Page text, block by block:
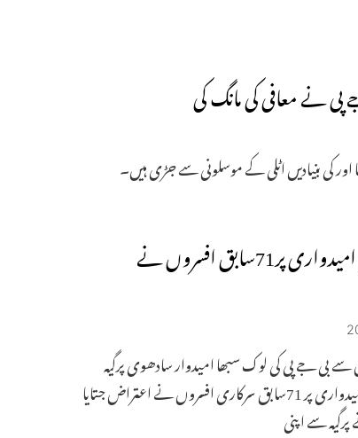
پی نے معافی کی مانگ کی
کی بنیادیں اٹلی کے موسلونی سے جڑی ہیں۔
پرگیہ ٹھاکر کی امیدواری پر71سابق افسروں نے
سے بی جے پی کی لوک سبھا امیدوار سادھوی پرگیہ
سنگھ ٹھاکر کی امیدواری پر 71سابق سرکاری افسروں نے اعتراض جتایا
سے اپنی